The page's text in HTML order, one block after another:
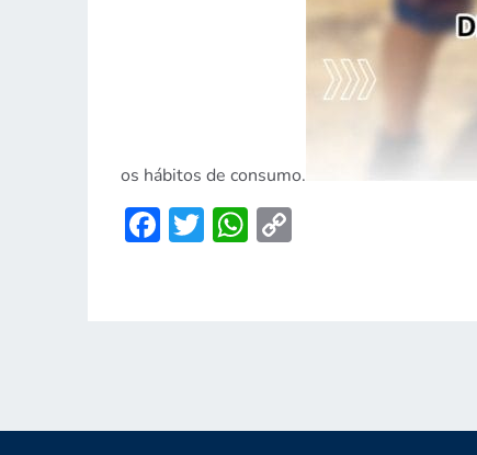
os hábitos de consumo.
Facebook
TwitterWhatsApp
Copy